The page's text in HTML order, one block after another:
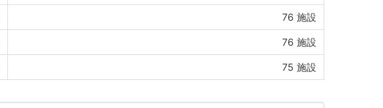
76 施設
76 施設
75 施設